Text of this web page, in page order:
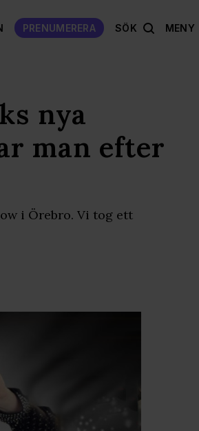
PRENUMERERA SÖK MENY
nya
man efter
i Örebro. Vi tog ett